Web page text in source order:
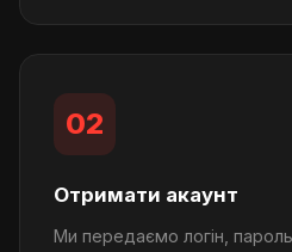
02
Отримати акаунт
Ми передаємо логін,